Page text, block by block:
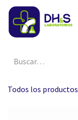
Ir al contenido
Todos los productos